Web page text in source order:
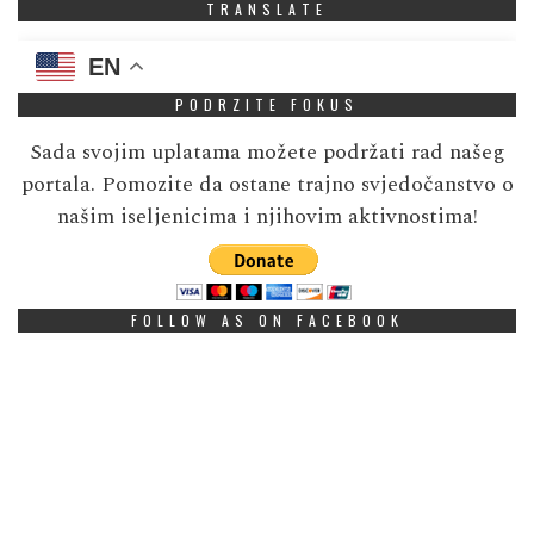
TRANSLATE
EN
PODRZITE FOKUS
Sada svojim uplatama možete podržati rad našeg
portala. Pomozite da ostane trajno svjedočanstvo o
našim iseljenicima i njihovim aktivnostima!
FOLLOW AS ON FACEBOOK